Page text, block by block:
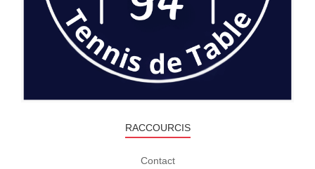
RACCOURCIS
Contact